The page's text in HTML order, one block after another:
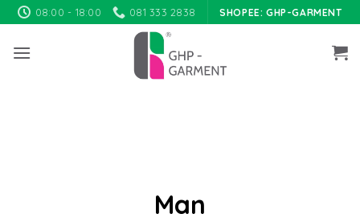
Skip
to
content
08:00 - 18:00 081 333 2838 SHOPEE: GHP-GARMENT
Man